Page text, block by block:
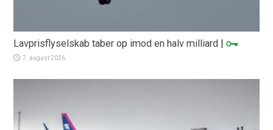
Lavprisflyselskab taber op imod en halv milliard |
7. august 2026